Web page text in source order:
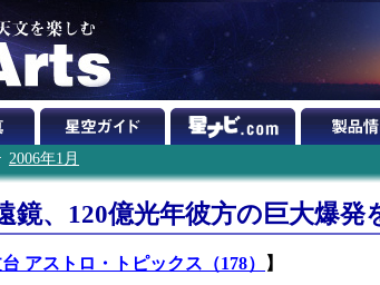
2006年1月
鏡、120億光年彼方の巨大爆発
アストロ・トピックス（178） 】